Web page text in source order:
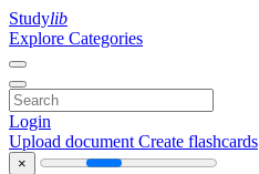
Studylib
Explore Categories
Login
Upload document Create flashcards
×